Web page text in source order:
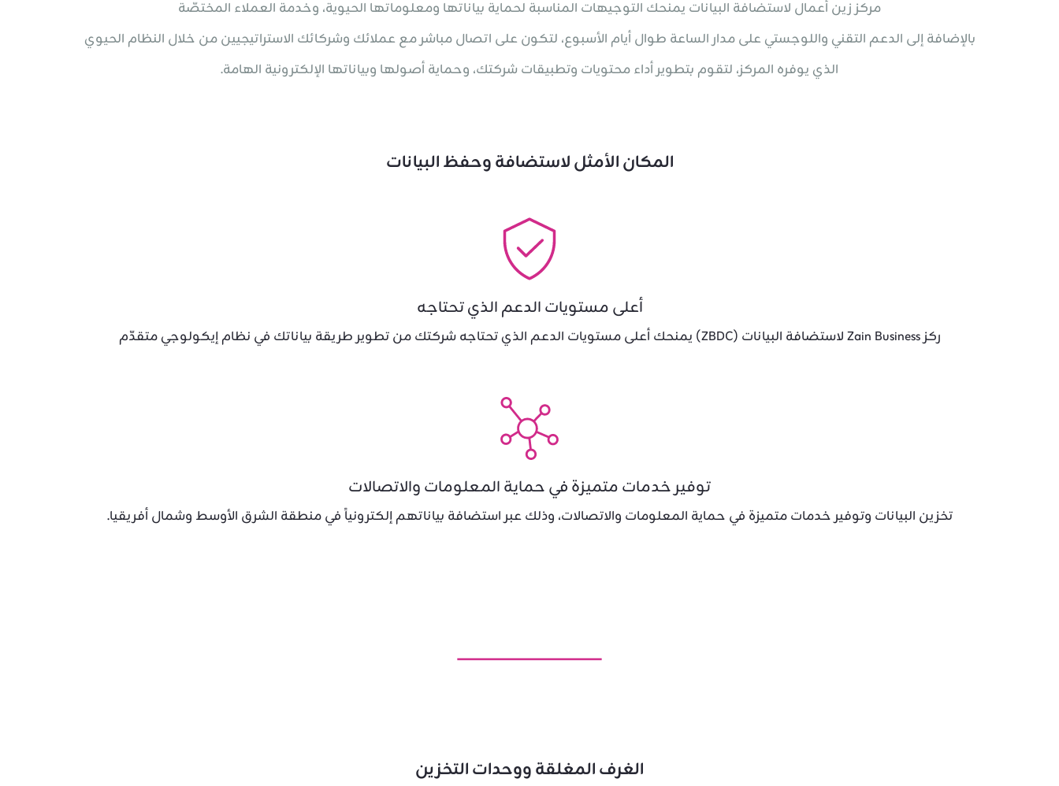
مركز زين أعمال لاستضافة البيانات يمنحك التوجيهات المناسبة لحماية بياناتها ومعلوماتها الحيوية، وخدمة العملاء المختصّة
بالإضافة إلى الدعم التقني واللوجستي على مدار الساعة طوال أيام الأسبوع، لتكون على اتصال مباشر مع عملائك وشركائك الاستراتيجيين من خلال النظام الحيوي
الذي يوفره المركز، لتقوم بتطوير أداء محتويات وتطبيقات شركتك، وحماية أصولها وبياناتها الإلكترونية الهامة.
المكان الأمثل لاستضافة وحفظ البيانات
أعلى مستويات الدعم الذي تحتاجه
ركز Zain Business لاستضافة البيانات (ZBDC) يمنحك أعلى مستويات الدعم الذي تحتاجه شركتك من تطوير طريقة بياناتك في نظام إيكولوجي متقدّم
توفير خدمات متميزة في حماية المعلومات والاتصالات
تخزين البيانات وتوفير خدمات متميزة في حماية المعلومات والاتصالات، وذلك عبر استضافة بياناتهم إلكترونياً في منطقة الشرق الأوسط وشمال أفريقيا.
الغرف المغلقة ووحدات التخزين